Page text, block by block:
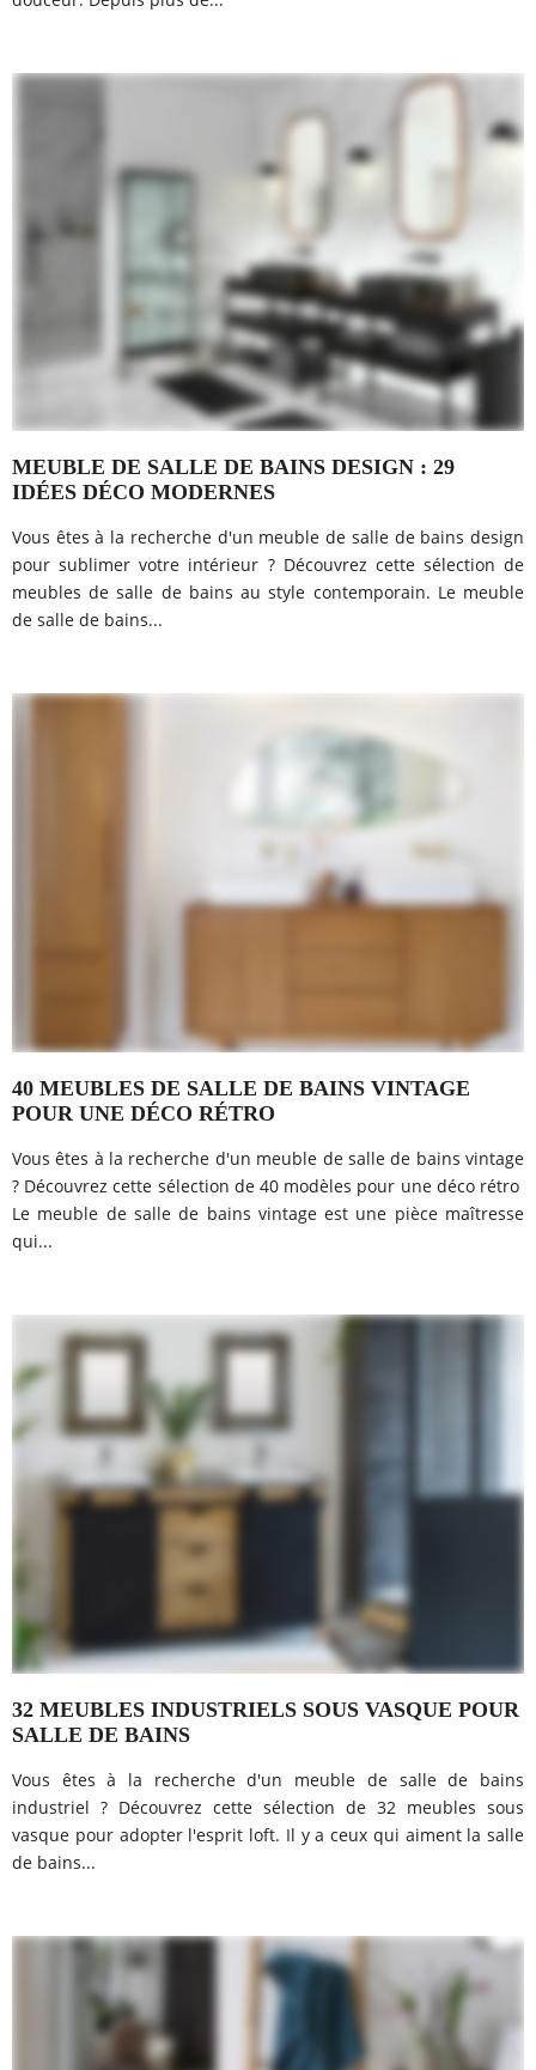
MEUBLE DE SALLE DE BAINS DESIGN : 29
IDÉES DÉCO MODERNES
Vous êtes à la recherche d'un meuble de salle de bains design
pour sublimer votre intérieur ? Découvrez cette sélection de
meubles de salle de bains au style contemporain. Le meuble
de salle de bains...
40 MEUBLES DE SALLE DE BAINS VINTAGE
POUR UNE DÉCO RÉTRO
Vous êtes à la recherche d'un meuble de salle de bains vintage
? Découvrez cette sélection de 40 modèles pour une déco rétro
Le meuble de salle de bains vintage est une pièce maîtresse
qui...
32 MEUBLES INDUSTRIELS SOUS VASQUE POUR
SALLE DE BAINS
Vous êtes à la recherche d'un meuble de salle de bains
industriel ? Découvrez cette sélection de 32 meubles sous
vasque pour adopter l'esprit loft. Il y a ceux qui aiment la salle
de bains...